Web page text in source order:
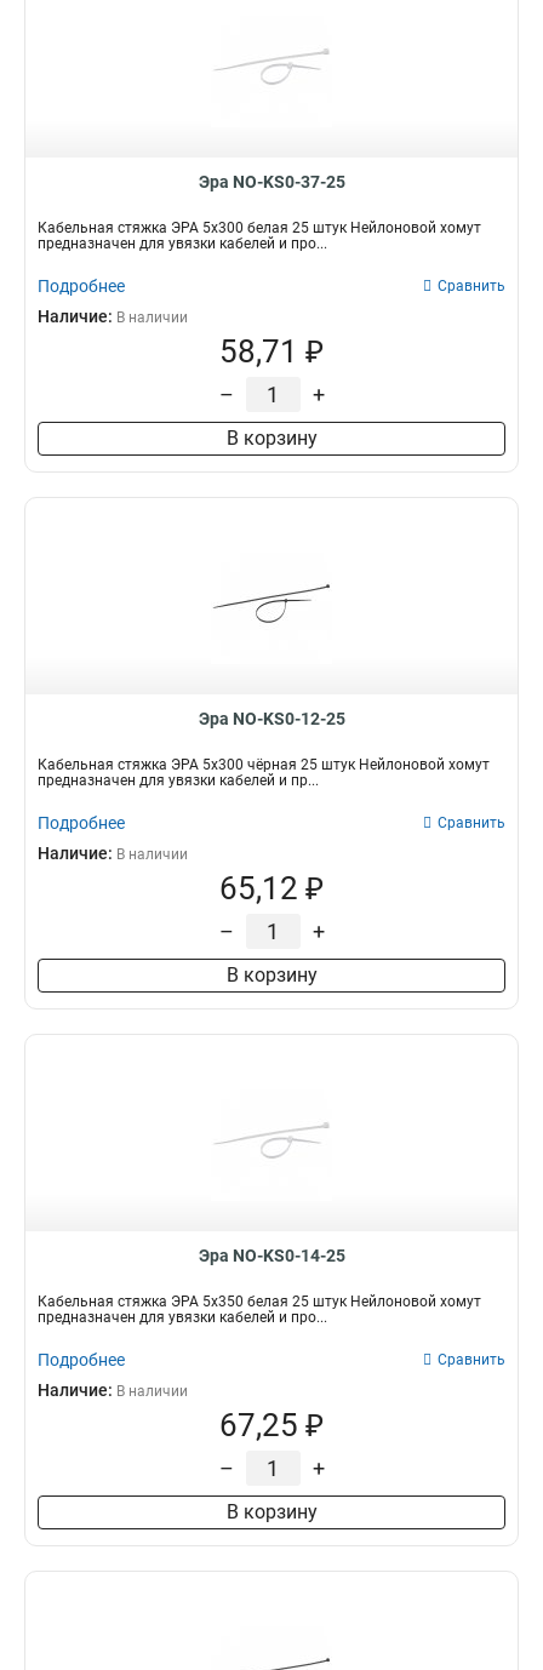
Эра NO-KS0-37-25
Кабельная стяжка ЭРА 5x300 белая 25 штук Нейлоновой хомут
предназначен для увязки кабелей и про...
Подробнее Сравнить
Наличие: В наличии
58,71 ₽
– +
В корзину
Эра NO-KS0-12-25
Кабельная стяжка ЭРА 5x300 чёрная 25 штук Нейлоновой хомут
предназначен для увязки кабелей и пр...
Подробнее Сравнить
Наличие: В наличии
65,12 ₽
– +
В корзину
Эра NO-KS0-14-25
Кабельная стяжка ЭРА 5х350 белая 25 штук Нейлоновой хомут
предназначен для увязки кабелей и про...
Подробнее Сравнить
Наличие: В наличии
67,25 ₽
– +
В корзину